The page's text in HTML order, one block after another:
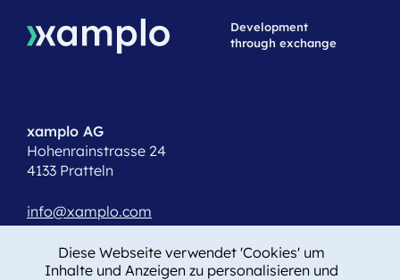
Development
through exchange
xamplo AG
Hohenrainstrasse 24
4133 Pratteln
info@xamplo.com
T +41 61 508 15 19
Diese Webseite verwendet 'Cookies' um
Inhalte und Anzeigen zu personalisieren und